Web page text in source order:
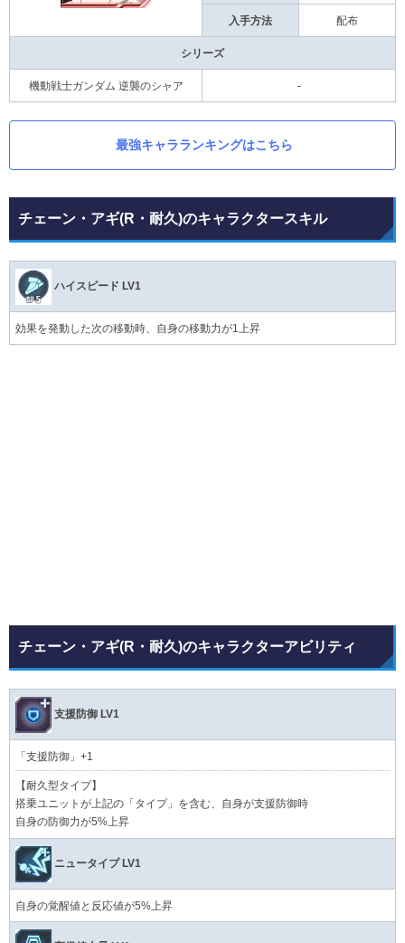
入手方法 配布
シリーズ
機動戦士ガンダム 逆襲のシャア -
最強キャラランキングはこちら
チェーン・アギ(R・耐久)のキャラクタースキル
ハイスピード LV1
効果を発動した次の移動時、自身の移動力が1上昇
チェーン・アギ(R・耐久)のキャラクターアビリティ
支援防御 LV1
「支援防御」+1
【耐久型タイプ】
搭乗ユニットが上記の「タイプ」を含む、自身が支援防御時
自身の防御力が5%上昇
ニュータイプ LV1
自身の覚醒値と反応値が5%上昇